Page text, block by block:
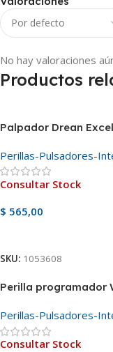
No hay valoraciones
Productos
Palpador Drean
Perillas-Pulsadores-
Consultar Stock
$ 565,00
SKU: 1053608
Perilla programador
Perillas-Pulsadores-
Consultar Stock